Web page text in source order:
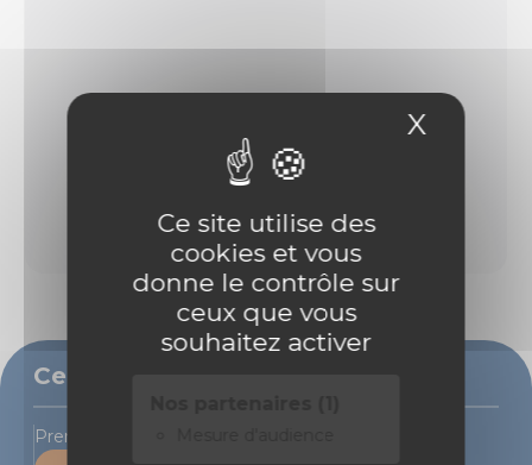
Ce site utilise des
cookies et vous
donne le contrôle sur
ceux que vous
souhaitez activer
X
Ce bien vous intéresse ?
Prenons rendez-vous pour une visite